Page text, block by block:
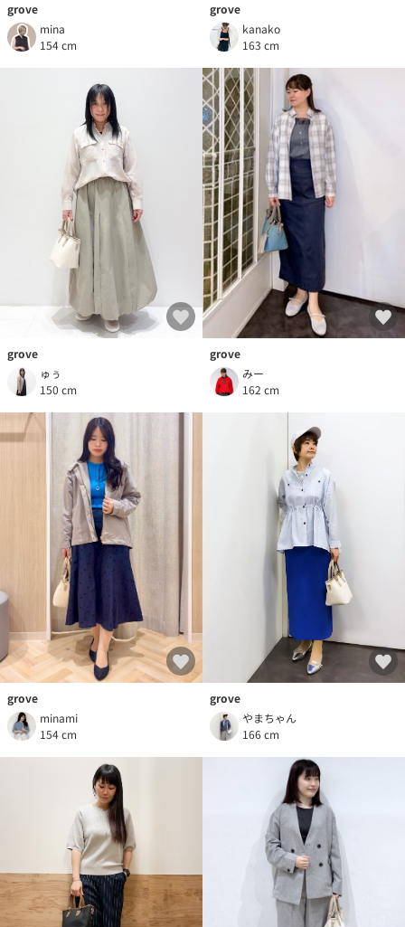
grove
mina
154 cm
grove
kanako
163 cm
grove
ゅぅ
150 cm
grove
みー
162 cm
grove
minami
154 cm
grove
やまちゃん
166 cm